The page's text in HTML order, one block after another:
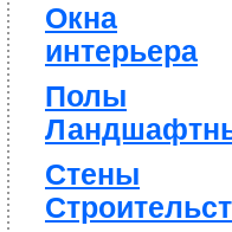
Окна
интерьера
Полы
Стены